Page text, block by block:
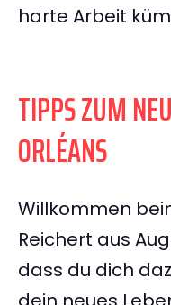
harte Arbeit
TIPPS ZUM
ORLÉANS
Willkommen
Reichert aus
dass du dich